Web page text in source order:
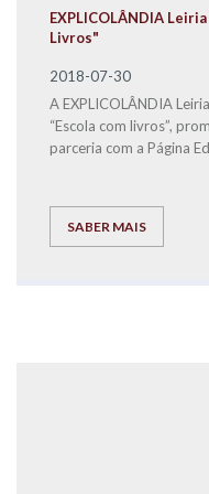
EXPLICOLÂNDIA
Livros"
2018-07-30
A EXPLICOLÂNDIA
“Escola com livros”,
parceria com a Página
SABER MAIS